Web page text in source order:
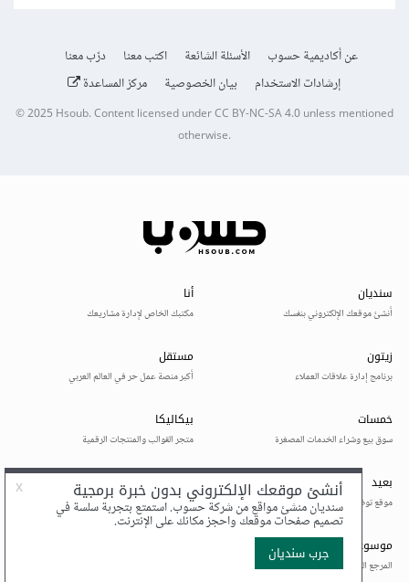
عن أكاديمية حسوب الأسئلة الشائعة اكتب معنا
درّب معنا
إرشادات الاستخدام
بيان الخصوصية مركز المساعدة
© 2025 Hsoub.Content licensed underCC BY-NC-SA 4.0unless mentioned
otherwise.